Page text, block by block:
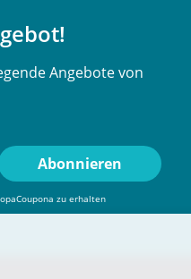
Angebote von
zu erhalten